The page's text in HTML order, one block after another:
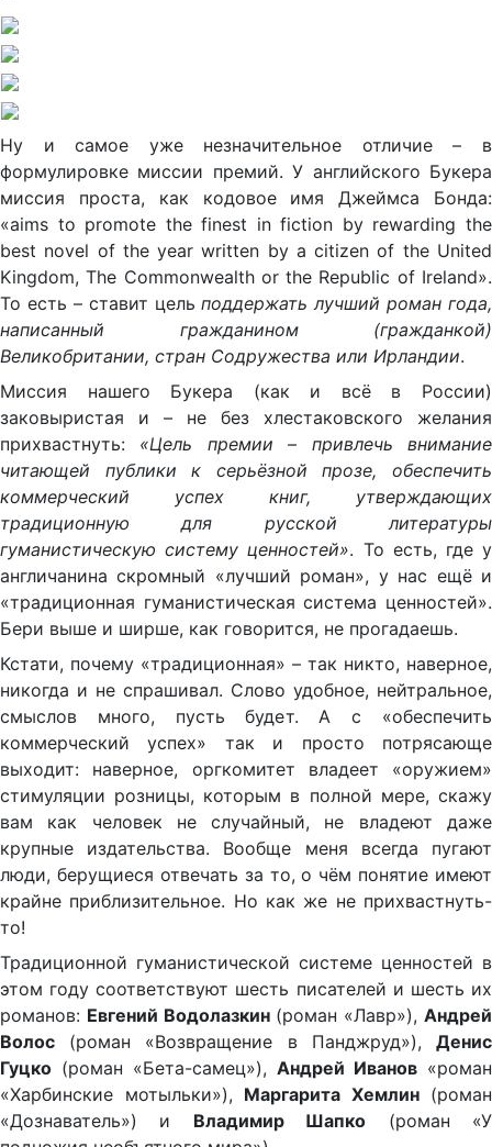
Ну и самое уже незначительное отличие – в
формулировке миссии премий. У английского Букера
миссия проста, как кодовое имя Джеймса Бонда:
«aims to promote the finest in fiction by rewarding the
best novel of the year written by a citizen of the United
Kingdom, The Commonwealth or the Republic of Ireland».
То есть – ставит цельподдержать лучший роман года,
написанный гражданином (гражданкой)
Великобритании, стран Содружества или Ирландии.
Миссия нашего Букера (как и всё в России)
заковыристая и – не без хлестаковского желания
прихвастнуть: «Цель премии – привлечь внимание
читающей публики к серьёзной прозе, обеспечить
коммерческий успех книг, утверждающих
традиционную для русской литературы
гуманистическую систему ценностей». То есть, где у
англичанина скромный «лучший роман», у нас ещё и
«традиционная гуманистическая система ценностей».
Бери выше и ширше, как говорится, не прогадаешь.
Кстати, почему «традиционная» – так никто, наверное,
никогда и не спрашивал. Слово удобное, нейтральное,
смыслов много, пусть будет. А с «обеспечить
коммерческий успех» так и просто потрясающе
выходит: наверное, оргкомитет владеет «оружием»
стимуляции розницы, которым в полной мере, скажу
вам как человек не случайный, не владеют даже
крупные издательства. Вообще меня всегда пугают
люди, берущиеся отвечать за то, о чём понятие имеют
крайне приблизительное. Но как же не прихвастнуть-
то!
Традиционной гуманистической системе ценностей в
этом году соответствуют шесть писателей и шесть их
романов: Евгений Водолазкин(роман «Лавр»),Андрей
Волос (роман «Возвращение в Панджруд»), Денис
Гуцко (роман «Бета-самец»), Андрей Иванов«роман
«Харбинские мотыльки»), Маргарита Хемлин(роман
«Дознаватель») и Владимир Шапко (роман «У